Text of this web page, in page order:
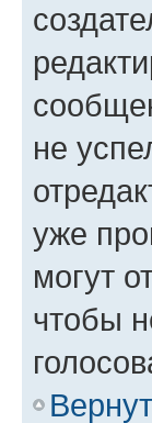
не
уже
могут
чтобы